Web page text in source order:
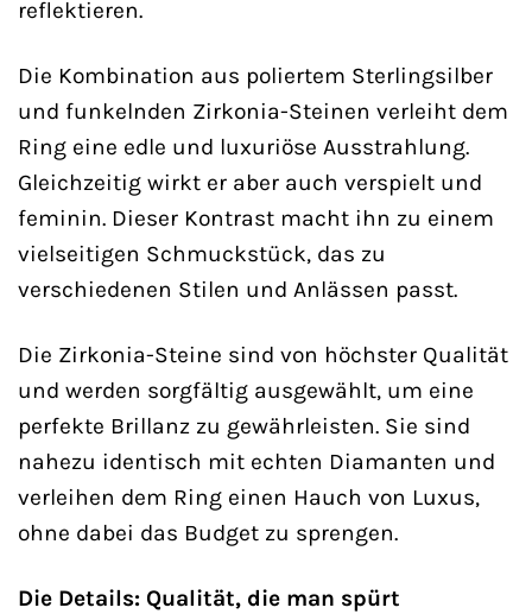
reflektieren.
Die Kombination aus poliertem Sterlingsilber
und funkelnden Zirkonia-Steinen verleiht dem
Ring eine edle und luxuriöse Ausstrahlung.
Gleichzeitig wirkt er aber auch verspielt und
feminin. Dieser Kontrast macht ihn zu einem
vielseitigen Schmuckstück, das zu
verschiedenen Stilen und Anlässen passt.
Die Zirkonia-Steine sind von höchster Qualität
und werden sorgfältig ausgewählt, um eine
perfekte Brillanz zu gewährleisten. Sie sind
nahezu identisch mit echten Diamanten und
verleihen dem Ring einen Hauch von Luxus,
ohne dabei das Budget zu sprengen.
Die Details: Qualität, die man spürt